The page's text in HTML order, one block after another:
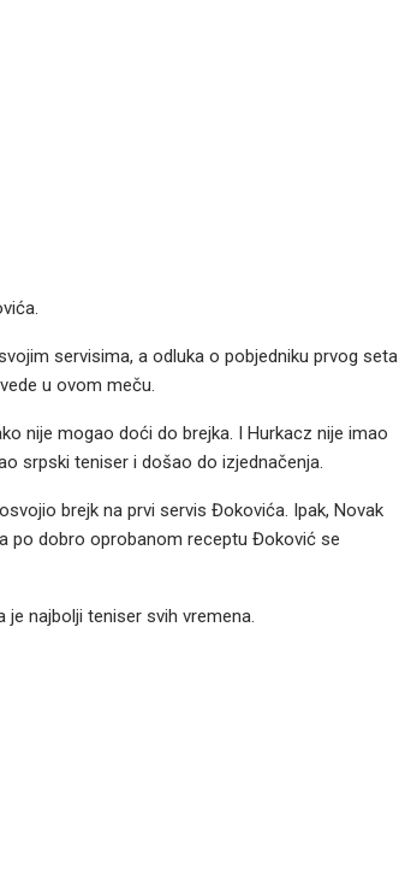
servisima, a odluka o pobjedniku prvog seta
u ovom meču.
nije mogao doći do brejka. I Hurkacz nije imao
srpski teniser i došao do izjednačenja.
brejk na prvi servis Đokovića. Ipak, Novak
po dobro oprobanom receptu Đoković se
najbolji teniser svih vremena.